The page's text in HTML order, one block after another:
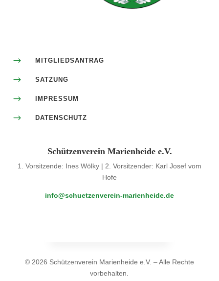
$ MITGLIEDSANTRAG
$ SATZUNG
$ IMPRESSUM
$ DATENSCHUTZ
Schützenverein Marienheide e.V.
1. Vorsitzende: Ines Wölky | 2. Vorsitzender: Karl Josef vom
Hofe
info@schuetzenverein-marienheide.de
© 2026 Schützenverein Marienheide e.V. – Alle Rechte
vorbehalten.